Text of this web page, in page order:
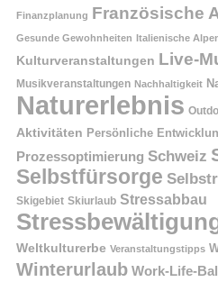
Finanzplanung Französische
Gesunde Gewohnheiten Italienische
Kulturveranstaltungen Live-
Musikveranstaltungen Nachhaltigkeit
Naturerlebnis
Aktivitäten Persönliche
Prozessoptimierung Schweiz
Selbstfürsorge
Skigebiet Skiurlaub Stressabbau
Weltkulturerbe Veranstaltungstipps
Winterurlaub Work-Life-